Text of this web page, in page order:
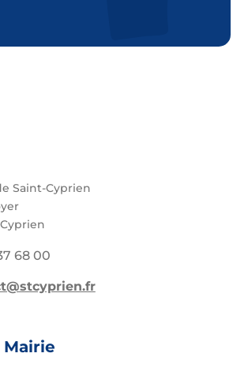
Saint-Cyprien
68 00
Mairie